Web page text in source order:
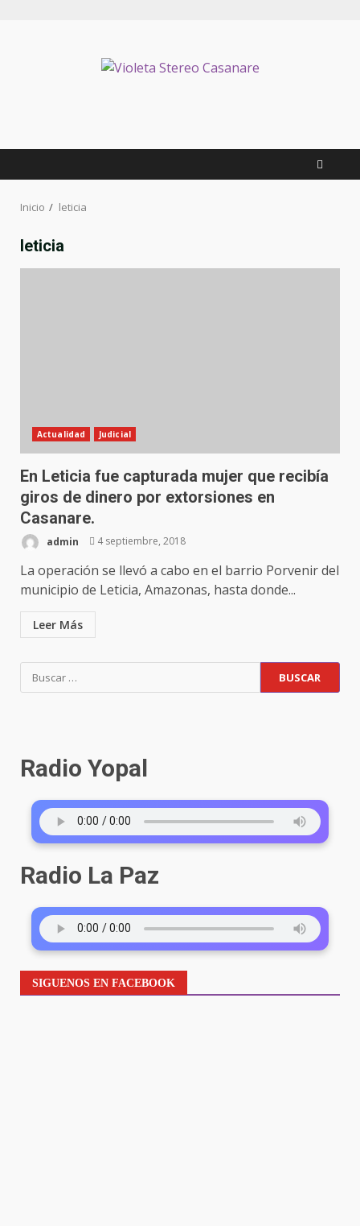
Inicio leticia
leticia
Actualidad Judicial
En Leticia fue capturada mujer que recibía
giros de dinero por extorsiones en
Casanare.
admin 4 septiembre, 2018
La operación se llevó a cabo en el barrio Porvenir del
municipio de Leticia, Amazonas, hasta donde...
Leer Más
Radio Yopal
Radio La Paz
SIGUENOS EN FACEBOOK